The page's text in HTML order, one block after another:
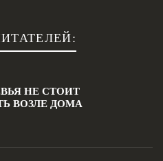
НЕ СТОИТ
ВОЗЛЕ ДОМА